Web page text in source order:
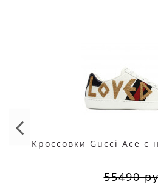
Кроссовки Gucci Ace с
55490